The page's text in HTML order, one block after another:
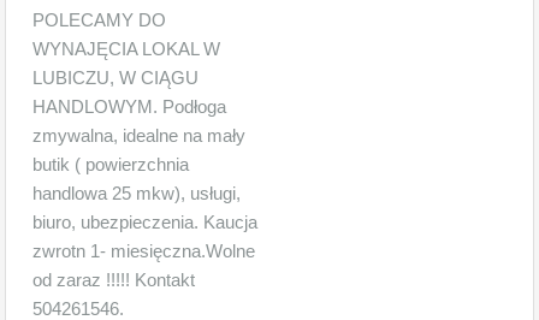
POLECAMY DO
WYNAJĘCIA LOKAL W
LUBICZU, W CIĄGU
HANDLOWYM. Podłoga
zmywalna, idealne na mały
butik ( powierzchnia
handlowa 25 mkw), usługi,
biuro, ubezpieczenia. Kaucja
zwrotn 1- miesięczna.Wolne
od zaraz !!!!! Kontakt
504261546.